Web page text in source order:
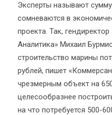
Эксперты называют
сомневаются в
проекта. Так,
Аналитика» Михаил
строительство марины
рублей, пишет
чрезмерным объект на
целесообразнее
на что потребуется 500-